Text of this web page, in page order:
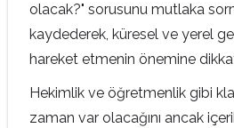
olacak?" sorusunu mutlaka
kaydederek, küresel ve yerel
hareket etmenin önemine
Hekimlik ve öğretmenlik gibi
zaman var olacağını ancak